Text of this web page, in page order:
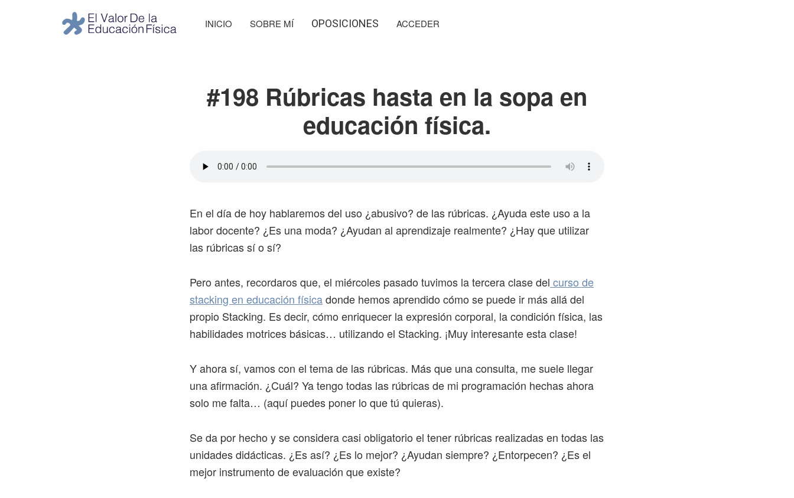
INICIO SOBRE MÍ OPOSICIONES ACCEDER
#198 Rúbricas hasta en la sopa en
educación física.
En el día de hoy hablaremos del uso ¿abusivo? de las rúbricas. ¿Ayuda este uso a la
labor docente? ¿Es una moda? ¿Ayudan al aprendizaje realmente? ¿Hay que utilizar
las rúbricas sí o sí?
Pero antes, recordaros que, el miércoles pasado tuvimos la tercera clase del curso de
stacking en educación físicadonde hemos aprendido cómo se puede ir más allá del
propio Stacking. Es decir, cómo enriquecer la expresión corporal, la condición física, las
habilidades motrices básicas… utilizando el Stacking. ¡Muy interesante esta clase!
Y ahora sí, vamos con el tema de las rúbricas. Más que una consulta, me suele llegar
una afirmación. ¿Cuál? Ya tengo todas las rúbricas de mi programación hechas ahora
solo me falta… (aquí puedes poner lo que tú quieras).
Se da por hecho y se considera casi obligatorio el tener rúbricas realizadas en todas las
unidades didácticas. ¿Es así? ¿Es lo mejor? ¿Ayudan siempre? ¿Entorpecen? ¿Es el
mejor instrumento de evaluación que existe?